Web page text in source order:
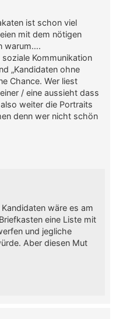
ist schon viel
mit dem nötigen
warum….
soziale Kommunikation
„Kandidaten ohne
Chance. Wer liest
/ eine aussieht dass
weiter die Portraits
denn wer nicht schön
wäre es am
eine Liste mit
und jegliche
Aber diesen Mut